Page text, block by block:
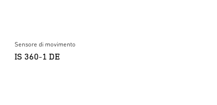
Sensore di movimento
IS 360-1 DE